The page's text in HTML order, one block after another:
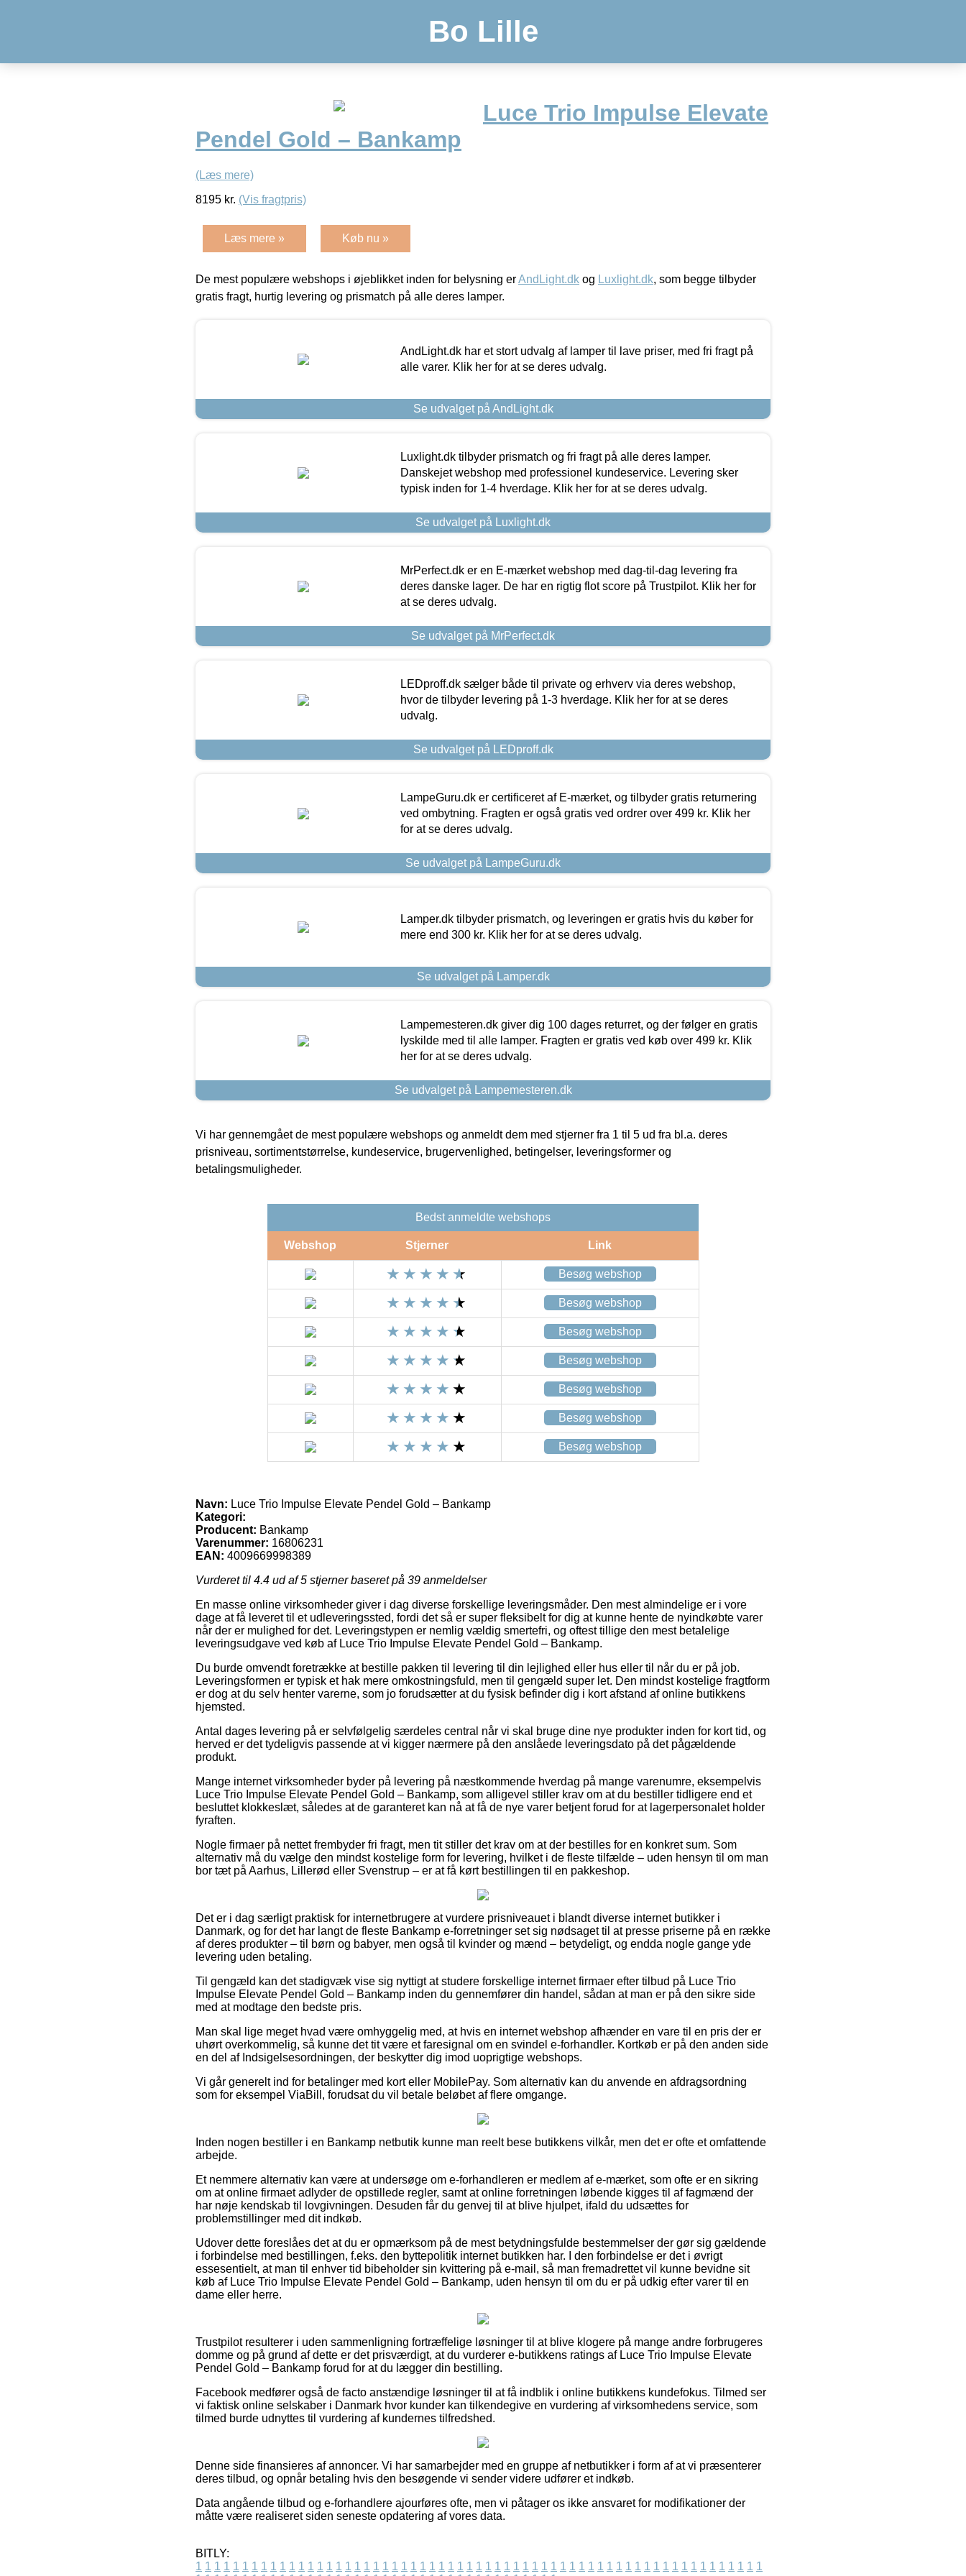
Bo Lille
Luce Trio Impulse Elevate
Pendel Gold – Bankamp
(Læs mere)
8195 kr. (Vis fragtpris)
Læs mere » Køb nu »
De mest populære webshops i øjeblikket inden for belysning erAndLight.dk og Luxlight.dk, som begge tilbyder
gratis fragt, hurtig levering og prismatch på alle deres lamper.
AndLight.dk har et stort udvalg af lamper til lave priser, med fri fragt på
alle varer. Klik her for at se deres udvalg.
Se udvalget på AndLight.dk
Luxlight.dk tilbyder prismatch og fri fragt på alle deres lamper.
Danskejet webshop med professionel kundeservice. Levering sker
typisk inden for 1-4 hverdage. Klik her for at se deres udvalg.
Se udvalget på Luxlight.dk
MrPerfect.dk er en E-mærket webshop med dag-til-dag levering fra
deres danske lager. De har en rigtig flot score på Trustpilot. Klik her for
at se deres udvalg.
Se udvalget på MrPerfect.dk
LEDproff.dk sælger både til private og erhverv via deres webshop,
hvor de tilbyder levering på 1-3 hverdage. Klik her for at se deres
udvalg.
Se udvalget på LEDproff.dk
LampeGuru.dk er certificeret af E-mærket, og tilbyder gratis returnering
ved ombytning. Fragten er også gratis ved ordrer over 499 kr. Klik her
for at se deres udvalg.
Se udvalget på LampeGuru.dk
Lamper.dk tilbyder prismatch, og leveringen er gratis hvis du køber for
mere end 300 kr. Klik her for at se deres udvalg.
Se udvalget på Lamper.dk
Lampemesteren.dk giver dig 100 dages returret, og der følger en gratis
lyskilde med til alle lamper. Fragten er gratis ved køb over 499 kr. Klik
her for at se deres udvalg.
Se udvalget på Lampemesteren.dk
Vi har gennemgået de mest populære webshops og anmeldt dem med stjerner fra 1 til 5 ud fra bl.a. deres
prisniveau, sortimentstørrelse, kundeservice, brugervenlighed, betingelser, leveringsformer og
betalingsmuligheder.
Bedst anmeldte webshops
Webshop Stjerner Link
Besøg webshop
Besøg webshop
Besøg webshop
Besøg webshop
Besøg webshop
Besøg webshop
Besøg webshop
Navn: Luce Trio Impulse Elevate Pendel Gold – Bankamp
Kategori:
Producent: Bankamp
Varenummer: 16806231
EAN: 4009669998389
Vurderet til 4.4 ud af 5 stjerner baseret på 39 anmeldelser
En masse online virksomheder giver i dag diverse forskellige leveringsmåder. Den mest almindelige er i vore
dage at få leveret til et udleveringssted, fordi det så er super fleksibelt for dig at kunne hente de nyindkøbte varer
når der er mulighed for det. Leveringstypen er nemlig vældig smertefri, og oftest tillige den mest betalelige
leveringsudgave ved køb af Luce Trio Impulse Elevate Pendel Gold – Bankamp.
Du burde omvendt foretrække at bestille pakken til levering til din lejlighed eller hus eller til når du er på job.
Leveringsformen er typisk et hak mere omkostningsfuld, men til gengæld super let. Den mindst kostelige fragtform
er dog at du selv henter varerne, som jo forudsætter at du fysisk befinder dig i kort afstand af online butikkens
hjemsted.
Antal dages levering på er selvfølgelig særdeles central når vi skal bruge dine nye produkter inden for kort tid, og
herved er det tydeligvis passende at vi kigger nærmere på den anslåede leveringsdato på det pågældende
produkt.
Mange internet virksomheder byder på levering på næstkommende hverdag på mange varenumre, eksempelvis
Luce Trio Impulse Elevate Pendel Gold – Bankamp, som alligevel stiller krav om at du bestiller tidligere end et
besluttet klokkeslæt, således at de garanteret kan nå at få de nye varer betjent forud for at lagerpersonalet holder
fyraften.
Nogle firmaer på nettet frembyder fri fragt, men tit stiller det krav om at der bestilles for en konkret sum. Som
alternativ må du vælge den mindst kostelige form for levering, hvilket i de fleste tilfælde – uden hensyn til om man
bor tæt på Aarhus, Lillerød eller Svenstrup – er at få kørt bestillingen til en pakkeshop.
Det er i dag særligt praktisk for internetbrugere at vurdere prisniveauet i blandt diverse internet butikker i
Danmark, og for det har langt de fleste Bankamp e-forretninger set sig nødsaget til at presse priserne på en række
af deres produkter – til børn og babyer, men også til kvinder og mænd – betydeligt, og endda nogle gange yde
levering uden betaling.
Til gengæld kan det stadigvæk vise sig nyttigt at studere forskellige internet firmaer efter tilbud på Luce Trio
Impulse Elevate Pendel Gold – Bankamp inden du gennemfører din handel, sådan at man er på den sikre side
med at modtage den bedste pris.
Man skal lige meget hvad være omhyggelig med, at hvis en internet webshop afhænder en vare til en pris der er
uhørt overkommelig, så kunne det tit være et faresignal om en svindel e-forhandler. Kortkøb er på den anden side
en del af Indsigelsesordningen, der beskytter dig imod uoprigtige webshops.
Vi går generelt ind for betalinger med kort eller MobilePay. Som alternativ kan du anvende en afdragsordning
som for eksempel ViaBill, forudsat du vil betale beløbet af flere omgange.
Inden nogen bestiller i en Bankamp netbutik kunne man reelt bese butikkens vilkår, men det er ofte et omfattende
arbejde.
Et nemmere alternativ kan være at undersøge om e-forhandleren er medlem af e-mærket, som ofte er en sikring
om at online firmaet adlyder de opstillede regler, samt at online forretningen løbende kigges til af fagmænd der
har nøje kendskab til lovgivningen. Desuden får du genvej til at blive hjulpet, ifald du udsættes for
problemstillinger med dit indkøb.
Udover dette foreslåes det at du er opmærksom på de mest betydningsfulde bestemmelser der gør sig gældende
i forbindelse med bestillingen, f.eks. den byttepolitik internet butikken har. I den forbindelse er det i øvrigt
essesentielt, at man til enhver tid bibeholder sin kvittering på e-mail, så man fremadrettet vil kunne bevidne sit
køb af Luce Trio Impulse Elevate Pendel Gold – Bankamp, uden hensyn til om du er på udkig efter varer til en
dame eller herre.
Trustpilot resulterer i uden sammenligning fortræffelige løsninger til at blive klogere på mange andre forbrugeres
domme og på grund af dette er det prisværdigt, at du vurderer e-butikkens ratings af Luce Trio Impulse Elevate
Pendel Gold – Bankamp forud for at du lægger din bestilling.
Facebook medfører også de facto anstændige løsninger til at få indblik i online butikkens kundefokus. Tilmed ser
vi faktisk online selskaber i Danmark hvor kunder kan tilkendegive en vurdering af virksomhedens service, som
tilmed burde udnyttes til vurdering af kundernes tilfredshed.
Denne side finansieres af annoncer. Vi har samarbejder med en gruppe af netbutikker i form af at vi præsenterer
deres tilbud, og opnår betaling hvis den besøgende vi sender videre udfører et indkøb.
Data angående tilbud og e-forhandlere ajourføres ofte, men vi påtager os ikke ansvaret for modifikationer der
måtte være realiseret siden seneste opdatering af vores data.
BITLY:
1 1 1 1 1 1 1 1 1 1 1 1 1 1 1 1 1 1 1 1 1 1 1 1 1 1 1 1 1 1 1 1 1 1 1 1 1 1 1 1 1 1 1 1 1 1 1 1 1 1 1 1 1 1 1 1 1 1 1 1 1